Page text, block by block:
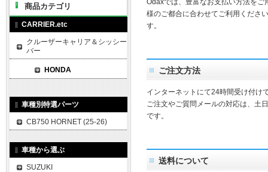
Odaxでは、豊富なお支払い方法を
様のご都合に合わせてご利用くださ
す。
ご注文方法
インターネットにて24時間受け付け
ご注文やご質問メールの対応は、土
です。
送料について
商品カテゴリ
CARRIER.etc
クルーザーキャリア＆シッシー
バー
HONDA
車種別特選パーツ
CB750 HORNET (25-26)
車種から選ぶ
SUZUKI